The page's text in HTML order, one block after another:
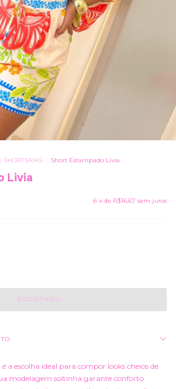
SHORTSAIAS . Short Estampado Livia
Livia
6 x de R$16,67 sem juros
a escolha ideal para compor looks cheios de
modelagem soltinha garante conforto